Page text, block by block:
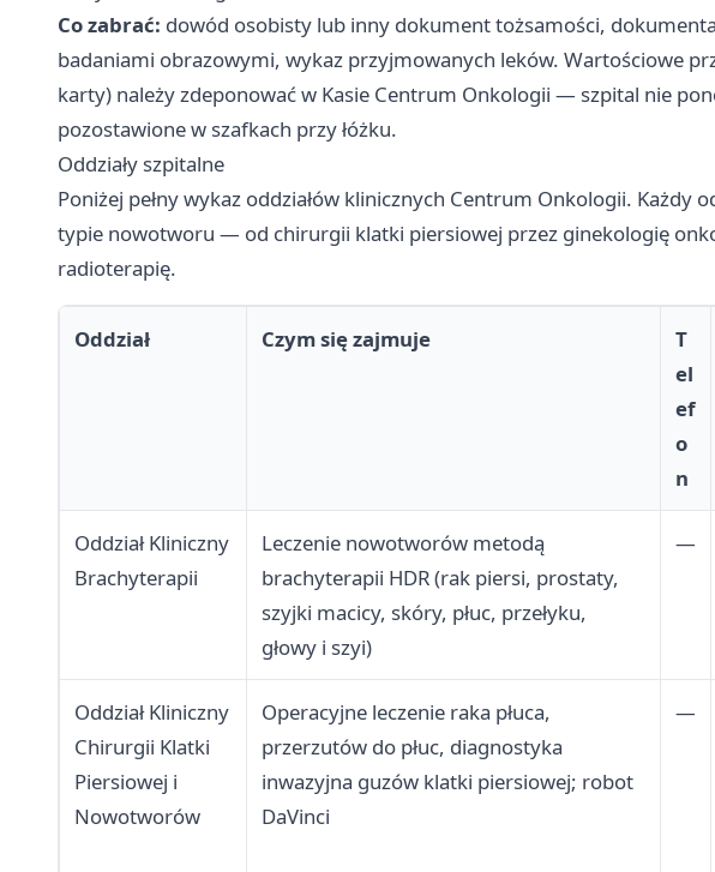
Co zabrać: dowód osobisty lub inny dokument tożsamości,
badaniami obrazowymi, wykaz przyjmowanych leków. Wartościowe
karty) należy zdeponować w Kasie Centrum Onkologii — szpital nie
pozostawione w szafkach przy łóżku.
Oddziały szpitalne
Poniżej pełny wykaz oddziałów klinicznych Centrum Onkologii. Każdy
typie nowotworu — od chirurgii klatki piersiowej przez ginekologię
radioterapię.
Oddział Czym się zajmuje
T
el
ef
o
n
Oddział Kliniczny
Brachyterapii
Leczenie nowotworów metodą
brachyterapii HDR (rak piersi, prostaty,
szyjki macicy, skóry, płuc, przełyku,
głowy i szyi)
—
Oddział Kliniczny
Chirurgii Klatki
Piersiowej i
Nowotworów
Operacyjne leczenie raka płuca,
przerzutów do płuc, diagnostyka
inwazyjna guzów klatki piersiowej; robot
DaVinci
—